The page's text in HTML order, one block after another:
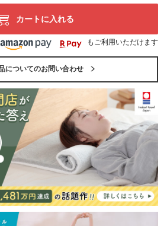
カートに入れる
もご利用いただけます
についてのお問い合わせ